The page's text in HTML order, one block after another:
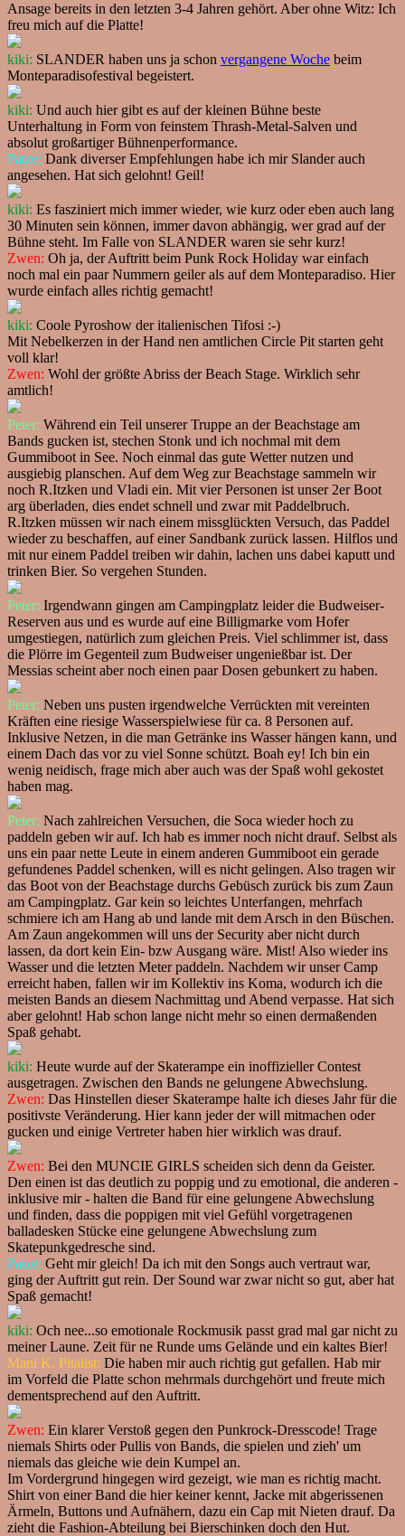
Ansage bereits in den letzten 3-4 Jahren gehört. Aber ohne Witz: Ich
freu mich auf die Platte!
kiki: SLANDER haben uns ja schon vergangene Woche beim
Monteparadisofestival begeistert.
kiki: Und auch hier gibt es auf der kleinen Bühne beste
Unterhaltung in Form von feinstem Thrash-Metal-Salven und
absolut großartiger Bühnenperformance.
Patze: Dank diverser Empfehlungen habe ich mir Slander auch
angesehen. Hat sich gelohnt! Geil!
kiki: Es fasziniert mich immer wieder, wie kurz oder eben auch lang
30 Minuten sein können, immer davon abhängig, wer grad auf der
Bühne steht. Im Falle von SLANDER waren sie sehr kurz!
Zwen: Oh ja, der Auftritt beim Punk Rock Holiday war einfach
noch mal ein paar Nummern geiler als auf dem Monteparadiso. Hier
wurde einfach alles richtig gemacht!
kiki: Coole Pyroshow der italienischen Tifosi :-)
Mit Nebelkerzen in der Hand nen amtlichen Circle Pit starten geht
voll klar!
Zwen: Wohl der größte Abriss der Beach Stage. Wirklich sehr
amtlich!
Peter: Während ein Teil unserer Truppe an der Beachstage am
Bands gucken ist, stechen Stonk und ich nochmal mit dem
Gummiboot in See. Noch einmal das gute Wetter nutzen und
ausgiebig planschen. Auf dem Weg zur Beachstage sammeln wir
noch R.Itzken und Vladi ein. Mit vier Personen ist unser 2er Boot
arg überladen, dies endet schnell und zwar mit Paddelbruch.
R.Itzken müssen wir nach einem missglückten Versuch, das Paddel
wieder zu beschaffen, auf einer Sandbank zurück lassen. Hilflos und
mit nur einem Paddel treiben wir dahin, lachen uns dabei kaputt und
trinken Bier. So vergehen Stunden.
Peter: Irgendwann gingen am Campingplatz leider die Budweiser-
Reserven aus und es wurde auf eine Billigmarke vom Hofer
umgestiegen, natürlich zum gleichen Preis. Viel schlimmer ist, dass
die Plörre im Gegenteil zum Budweiser ungenießbar ist. Der
Messias scheint aber noch einen paar Dosen gebunkert zu haben.
Peter: Neben uns pusten irgendwelche Verrückten mit vereinten
Kräften eine riesige Wasserspielwiese für ca. 8 Personen auf.
Inklusive Netzen, in die man Getränke ins Wasser hängen kann, und
einem Dach das vor zu viel Sonne schützt. Boah ey! Ich bin ein
wenig neidisch, frage mich aber auch was der Spaß wohl gekostet
haben mag.
Peter: Nach zahlreichen Versuchen, die Soca wieder hoch zu
paddeln geben wir auf. Ich hab es immer noch nicht drauf. Selbst als
uns ein paar nette Leute in einem anderen Gummiboot ein gerade
gefundenes Paddel schenken, will es nicht gelingen. Also tragen wir
das Boot von der Beachstage durchs Gebüsch zurück bis zum Zaun
am Campingplatz. Gar kein so leichtes Unterfangen, mehrfach
schmiere ich am Hang ab und lande mit dem Arsch in den Büschen.
Am Zaun angekommen will uns der Security aber nicht durch
lassen, da dort kein Ein- bzw Ausgang wäre. Mist! Also wieder ins
Wasser und die letzten Meter paddeln. Nachdem wir unser Camp
erreicht haben, fallen wir im Kollektiv ins Koma, wodurch ich die
meisten Bands an diesem Nachmittag und Abend verpasse. Hat sich
aber gelohnt! Hab schon lange nicht mehr so einen dermaßenden
Spaß gehabt.
kiki: Heute wurde auf der Skaterampe ein inoffizieller Contest
ausgetragen. Zwischen den Bands ne gelungene Abwechslung.
Zwen: Das Hinstellen dieser Skaterampe halte ich dieses Jahr für die
positivste Veränderung. Hier kann jeder der will mitmachen oder
gucken und einige Vertreter haben hier wirklich was drauf.
Zwen: Bei den MUNCIE GIRLS scheiden sich denn da Geister.
Den einen ist das deutlich zu poppig und zu emotional, die anderen -
inklusive mir - halten die Band für eine gelungene Abwechslung
und finden, dass die poppigen mit viel Gefühl vorgetragenen
balladesken Stücke eine gelungene Abwechslung zum
Skatepunkgedresche sind.
Patze: Geht mir gleich! Da ich mit den Songs auch vertraut war,
ging der Auftritt gut rein. Der Sound war zwar nicht so gut, aber hat
Spaß gemacht!
kiki: Och nee...so emotionale Rockmusik passt grad mal gar nicht zu
meiner Laune. Zeit für ne Runde ums Gelände und ein kaltes Bier!
Mani K. Pitalist: Die haben mir auch richtig gut gefallen. Hab mir
im Vorfeld die Platte schon mehrmals durchgehört und freute mich
dementsprechend auf den Auftritt.
Zwen: Ein klarer Verstoß gegen den Punkrock-Dresscode! Trage
niemals Shirts oder Pullis von Bands, die spielen und zieh' um
niemals das gleiche wie dein Kumpel an.
Im Vordergrund hingegen wird gezeigt, wie man es richtig macht.
Shirt von einer Band die hier keiner kennt, Jacke mit abgerissenen
Ärmeln, Buttons und Aufnähern, dazu ein Cap mit Nieten drauf. Da
zieht die Fashion-Abteilung bei Bierschinken doch den Hut.